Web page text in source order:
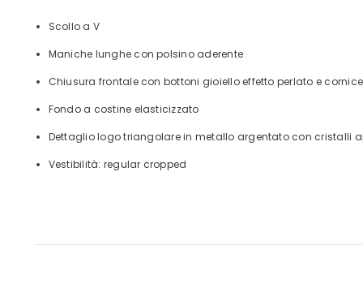
Scollo a V
Maniche lunghe con polsino aderente
Chiusura frontale con bottoni gioiello effetto perlato e
Fondo a costine elasticizzato
Dettaglio logo triangolare in metallo argentato con cristalli
Vestibilità: regular cropped